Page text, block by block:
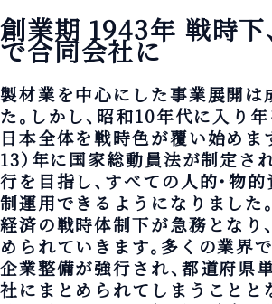
創業期 1943年 戦時下
で合同会社に
製材業を中心にした事業展開は
た。しかし、昭和10年代に入り
日本全体を戦時色が覆い始めま
13）年に国家総動員法が制定さ
行を目指し、すべての人的・物
制運用できるようになりました。
経済の戦時体制下が急務となり
められていきます。多くの業界
企業整備が強行され、都道府県
社にまとめられてしまうことと